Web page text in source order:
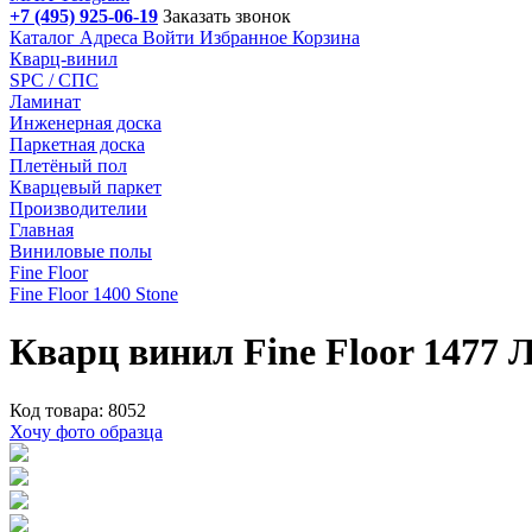
+7 (495) 925-06-19 Заказать звонок
Каталог Адреса Войти Избранное Корзина
Кварц-винил
SPC / СПС
Ламинат
Инженерная доска
Паркетная доска
Плетёный пол
Кварцевый паркет
Производителии
Главная
Виниловые полы
Fine Floor
Fine Floor 1400 Stone
Кварц винил Fine Floor 1477
Код товара: 8052
Хочу фото образца